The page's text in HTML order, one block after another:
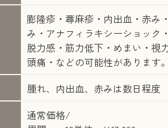
膨隆疹・蕁麻疹・内出血・赤み
み・アナフィラキシーショック
脱力感・筋力低下・めまい・視
頭痛・などの可能性があります。
腫れ、内出血、赤みは数日程度
通常価格/